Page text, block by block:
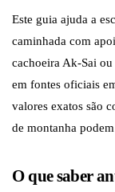
Este guia ajuda a
caminhada com
cachoeira Ak-Sai
em fontes oficiais
valores exatos são
de montanha
O que saber